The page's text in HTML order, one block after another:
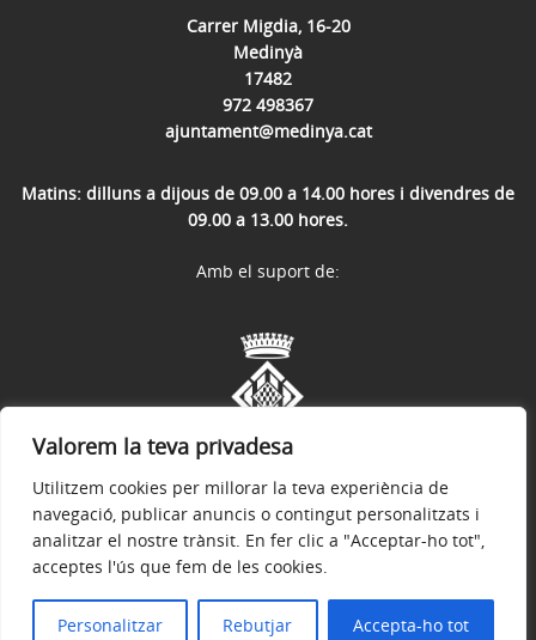
Valorem la teva privadesa
Utilitzem cookies per millorar la teva experiència de
navegació, publicar anuncis o contingut personalitzats i
analitzar el nostre trànsit. En fer clic a "Acceptar-ho tot",
acceptes l'ús que fem de les cookies.
Personalitzar Rebutjar Accepta-ho tot
Carrer Migdia, 16-20
Medinyà
17482
972 498367
ajuntament@medinya.cat
Matins: dilluns a dijous de 09.00 a 14.00 hores i divendres de
09.00 a 13.00 hores.
Avís legal Política de privacitat
© 2026
Amb el suport de: